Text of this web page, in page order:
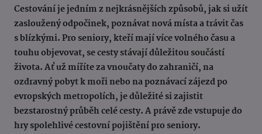
Cestování je jedním z nejkrásnějších způsobů, jak si užít
zasloužený odpočinek, poznávat nová místa a trávit čas
s blízkými. Pro seniory, kteří mají více volného času a
touhu objevovat, se cesty stávají důležitou součástí
života. Ať už míříte za vnoučaty do zahraničí, na
ozdravný pobyt k moři nebo na poznávací zájezd po
evropských metropolích, je důležité si zajistit
bezstarostný průběh celé cesty. A právě zde vstupuje do
hry spolehlivé cestovní pojištění pro seniory.